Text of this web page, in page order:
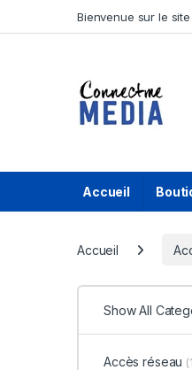
Bienvenue sur le
Accueil
Accueil
Show All
Accès réseau